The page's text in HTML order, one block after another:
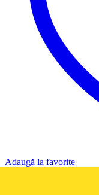
Adaugă la favorite